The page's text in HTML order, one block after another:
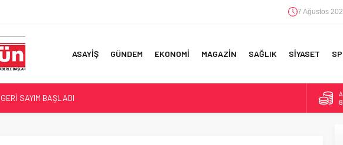
7 Ağustos
ASAYİŞ GÜNDEM EKONOMİ MAGAZİN SAĞLIK SİYASET
GERİ SAYIM BAŞLADI
SAMSUNSPOR’DA HEDEF 5’İNCİLİK!